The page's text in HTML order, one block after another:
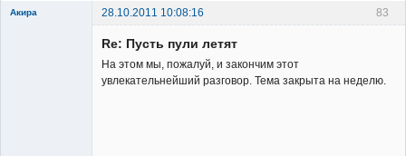
83
Акира 28.10.2011 10:08:16
Re: Пусть пули летят
На этом мы, пожалуй, и закончим этот
увлекательнейший разговор. Тема закрыта на неделю.